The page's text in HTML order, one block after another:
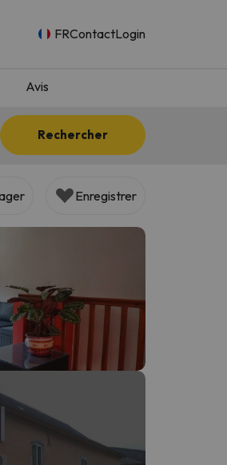
FRContactLogin
Avis
Rechercher
Enregistrer